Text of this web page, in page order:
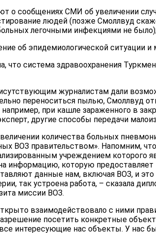
о сообщениях СМИ об увеличении
людей (позже Смоллвуд
легочными инфекциями не
об эпидемиологической ситуации
что система здравоохранения
журналистам дали
переноситься пылью, Смоллвуд
например, при кашле зараженного в
другие способы передачи
количества больных
ВОЗ правительством». Напомним,
учреждением которого
информацию, которую предоставляет
данные нам, включая ВОЗ, и
так устроена работа, – сказала
миссии ВОЗ.
взаимодействовало с ними
посетить конкретные
интересующие нас объекты. У нас